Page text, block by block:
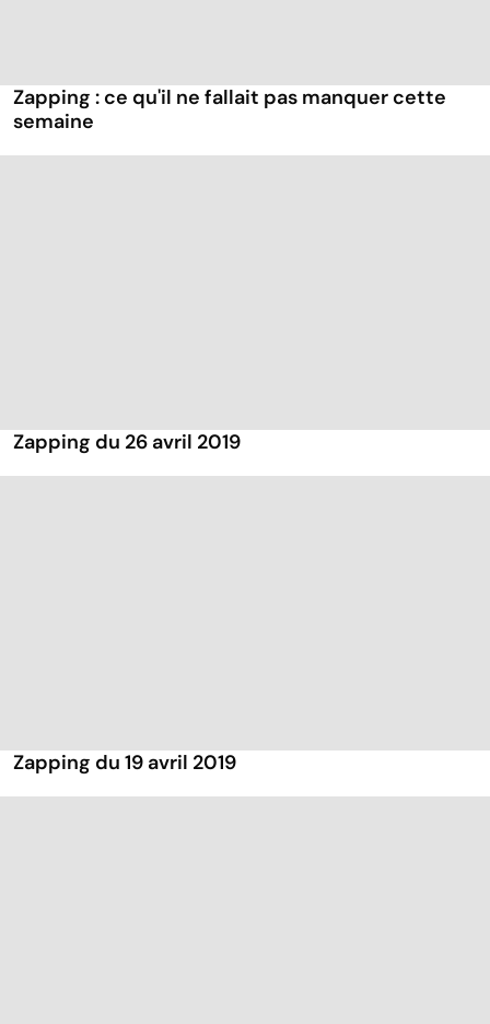
Zapping : ce qu'il ne fallait pas manquer cette
semaine
Zapping du 26 avril 2019
Zapping du 19 avril 2019